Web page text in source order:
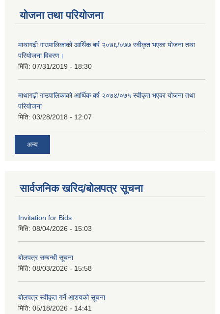
योजना तथा परियोजना
माथागढ़ी गाउपालिकाको आर्थिक बर्ष २०७६/०७७ स्वीकृत भएका योजना तथा
परियोजना विवरण।
मिति: 07/31/2019 - 18:30
माथागढ़ी गाउपालिकाको आर्थिक बर्ष २०७४/०७५ स्वीकृत भएका योजना तथा
परियोजना
मिति: 03/28/2018 - 12:07
अन्य
सार्वजनिक खरिद/बोलपत्र सूचना
Invitation for Bids
मिति: 08/04/2026 - 15:03
बोलपत्र सम्बन्धी सूचना
मिति: 08/03/2026 - 15:58
बोलपत्र स्वीकृत गर्ने आशयको सूचना
मिति: 05/18/2026 - 14:41